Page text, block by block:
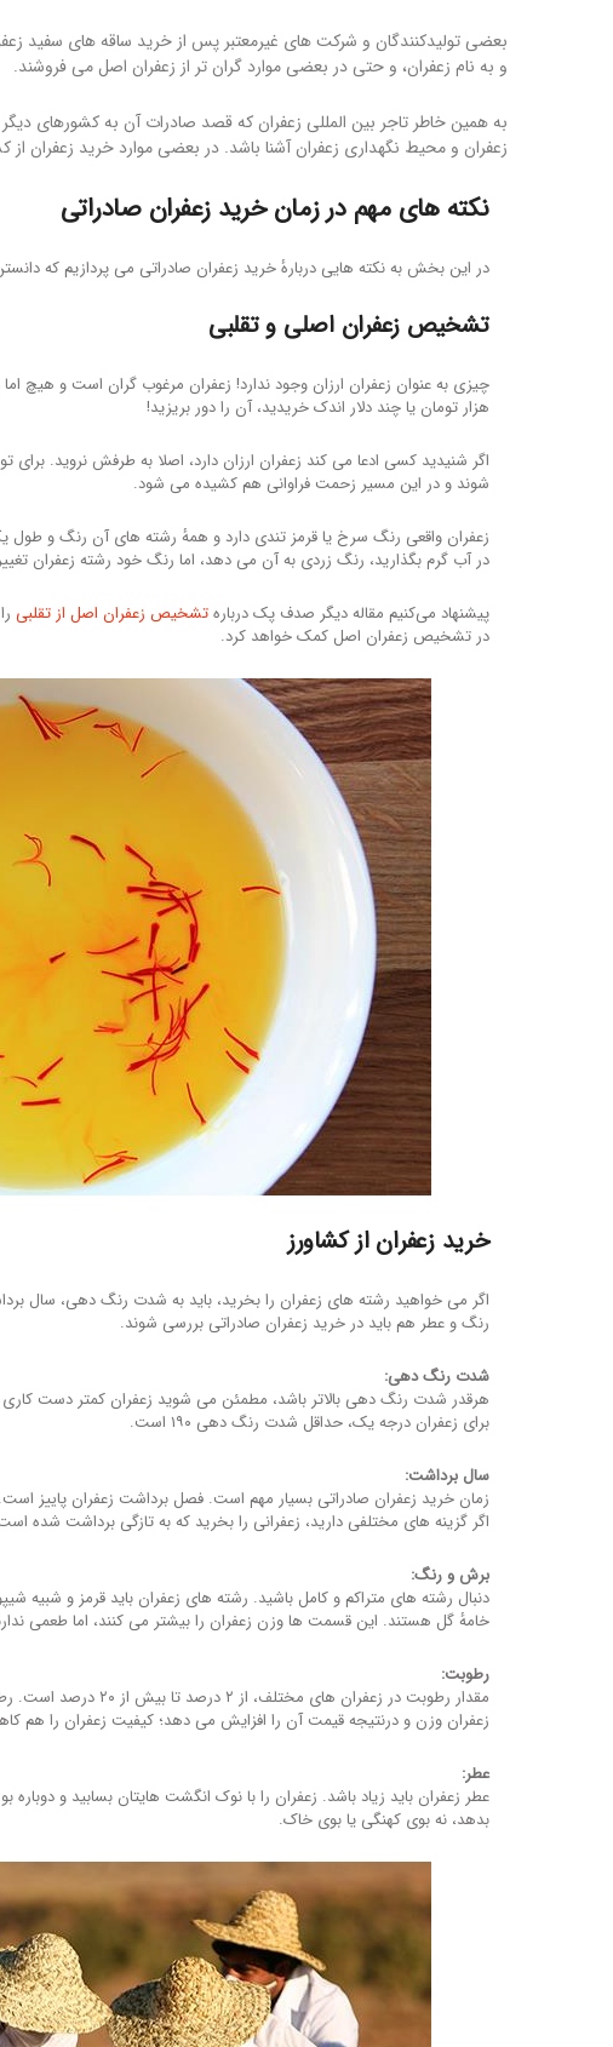
بعضی تولیدکنندگان و شرکت های غیرمعتبر پس از خرید ساقه های سفید
و به نام زعفران، و حتی در بعضی موارد گران تر از زعفران اصل می فروشند.
به همین خاطر تاجر بین المللی زعفران که قصد صادرات آن به کشورهای
زعفران و محیط نگهداری زعفران آشنا باشد. در بعضی موارد خرید زعفران از
نکته های مهم در زمان خرید زعفران صادراتی
در این بخش به نکته هایی دربارهٔ خرید زعفران صادراتی می پردازیم که
تشخیص زعفران اصلی و تقلبی
چیزی به عنوان زعفران ارزان وجود ندارد! زعفران مرغوب گران است و هیچ
هزار تومان یا چند دلار اندک خریدید، آن را دور بریزید!
شوند و در این مسیر زحمت فراوانی هم کشیده می شود.
زعفران واقعی رنگ سرخ یا قرمز تندی دارد و همهٔ رشته های آن رنگ و طول
در آب گرم بگذارید، رنگ زردی به آن می دهد، اما رنگ خود رشته زعفران
پیشنهاد می‌کنیم مقاله دیگر صدف پک دربارهتشخیص زعفران اصل از تقلبی
در تشخیص زعفران اصل کمک خواهد کرد.
خرید زعفران از کشاورز
اگر می خواهید رشته های زعفران را بخرید، باید به شدت رنگ دهی، سال
رنگ و عطر هم باید در خرید زعفران صادراتی بررسی شوند.
شدت رنگ دهی:
هرقدر شدت رنگ دهی بالاتر باشد، مطمئن می شوید زعفران کمتر دست کاری
برای زعفران درجه یک، حداقل شدت رنگ دهی ۱۹۰ است.
سال برداشت:
زمان خرید زعفران صادراتی بسیار مهم است. فصل برداشت زعفران پاییز است.
اگر گزینه های مختلفی دارید، زعفرانی را بخرید که به تازگی برداشت شده
برش و رنگ:
دنبال رشته های متراکم و کامل باشید. رشته های زعفران باید قرمز و شبیه
خامهٔ گل هستند. این قسمت ها وزن زعفران را بیشتر می کنند، اما طعمی
رطوبت:
مقدار رطوبت در زعفران
زعفران وزن و درنتیجه قیمت آن را افزایش می دهد؛ کیفیت زعفران را هم
عطر:
عطر زعفران باید زیاد باشد. زعفران را با نوک انگشت هایتان بسابید و
بدهد، نه بوی کهنگی یا بوی خاک.